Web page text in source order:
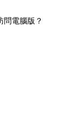
問電腦版？